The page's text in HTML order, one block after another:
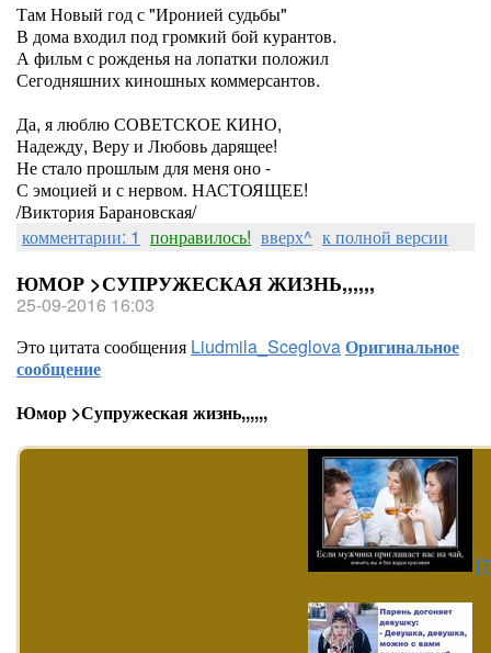
Там Новый год с "Иронией судьбы"
В дома входил под громкий бой курантов.
А фильм с рожденья на лопатки положил
Сегодняшних киношных коммерсантов.
Да, я люблю СОВЕТСКОЕ КИНО,
Надежду, Веру и Любовь дарящее!
Не стало прошлым для меня оно -
С эмоцией и с нервом. НАСТОЯЩЕЕ!
/Виктория Барановская/
комментарии: 1 понравилось! вверх^ к полной версии
ЮМОР >СУПРУЖЕСКАЯ ЖИЗНЬ,,,,,,
25-09-2016 16:03
Это цитата сообщения Liudmila_SceglovaОригинальное
сообщение
Юмор >Супружеская жизнь,,,,,,